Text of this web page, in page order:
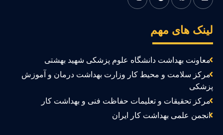
های مهم
معاونت بهداشت دانشگاه علوم پزشکی شهید بهشتی
مرکز سلامت و محیط کار وزارت بهداشت درمان و آموزش
مرکز تحقیقات و تعلیمات حفاظت فنی و بهداشت کار
انجمن علمی بهداشت کار ایران